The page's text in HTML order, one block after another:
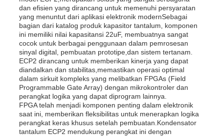
dan efisien yang dirancang untuk memenuhi persyaratan
yang menuntut dari aplikasi elektronik modernSebagai
bagian dari katalog produk kapasitor tantalum, komponen
ini memiliki nilai kapasitansi 22uF, membuatnya sangat
cocok untuk berbagai penggunaan dalam pemrosesan
sinyal digital, pembuatan prototipe,dan sistem tertanam.
ECP2 dirancang untuk memberikan kinerja yang dapat
diandalkan dan stabilitas,memastikan operasi optimal
dalam sirkuit kompleks yang melibatkan FPGAs (Field
Programmable Gate Array) dengan mikrokontroler dan
perangkat logika yang dapat diprogram lainnya.
FPGA telah menjadi komponen penting dalam elektronik
saat ini, memberikan fleksibilitas untuk menerapkan logika
perangkat keras khusus setelah pembuatan.Kondensator
tantalum ECP2 mendukung perangkat ini dengan